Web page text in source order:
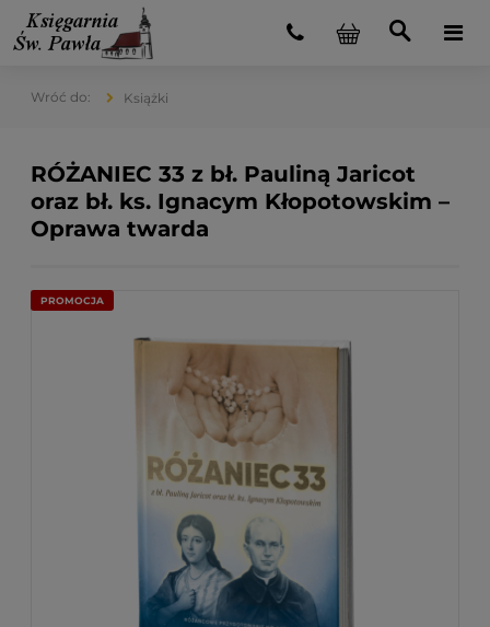
Książki
RÓŻANIEC 33 z bł. Pauliną Jaricot
oraz bł. ks. Ignacym Kłopotowskim –
Oprawa twarda
PROMOCJA